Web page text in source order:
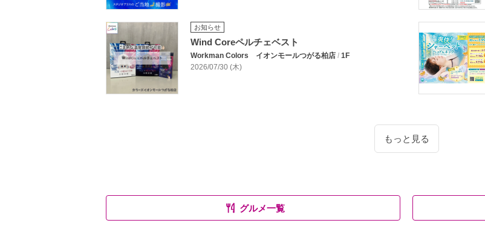
お知らせ
Wind Coreペルチェベスト
Workman Colors イオンモールつがる柏店 / 1F
2026/07/30 (木)
もっと見る
グルメ一覧